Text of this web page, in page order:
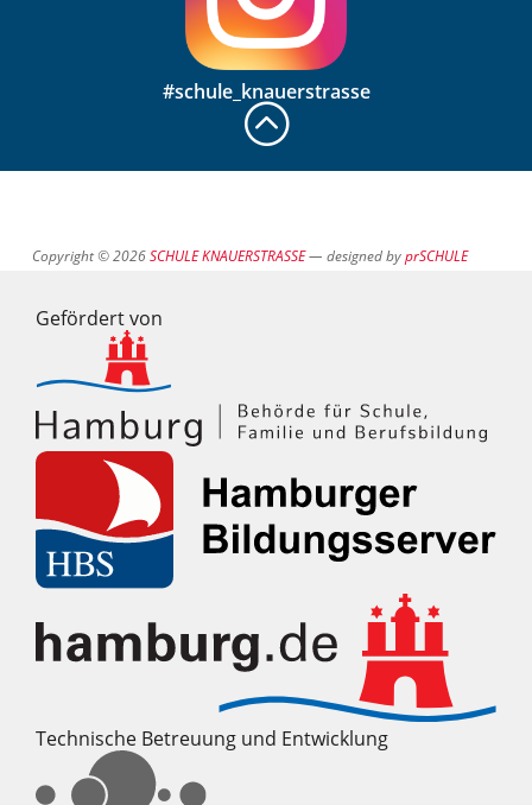
#schule_knauerstrasse
:
Copyright © 2026SCHULE KNAUERSTRASSE— designed byprSCHULE
Gefördert von
Technische Betreuung und Entwicklung